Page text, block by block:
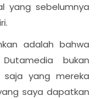
yang sebelumnya
adalah bahwa
bukan
yang mereka
saya dapatkan